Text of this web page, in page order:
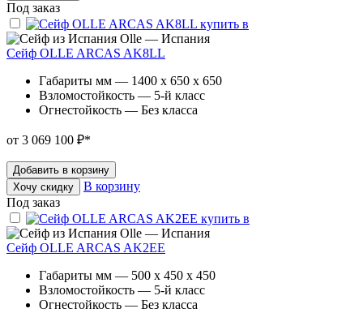
Под заказ
Olle — Испания
Сейф OLLE ARCAS AK8LL
Габариты мм — 1400 x 650 x 650
Взломостойкость — 5-й класс
Огнестойкость — Без класса
от 3 069 100 ₽*
Добавить в корзину
Хочу скидку
В корзину
Под заказ
Olle — Испания
Сейф OLLE ARCAS AK2EE
Габариты мм — 500 x 450 x 450
Взломостойкость — 5-й класс
Огнестойкость — Без класса